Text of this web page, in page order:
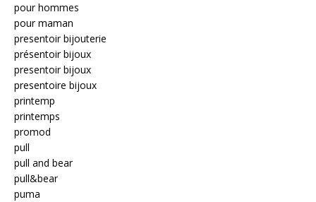
pour hommes
pour maman
presentoir bijouterie
présentoir bijoux
presentoir bijoux
presentoire bijoux
printemp
printemps
promod
pull
pull and bear
pull&bear
puma